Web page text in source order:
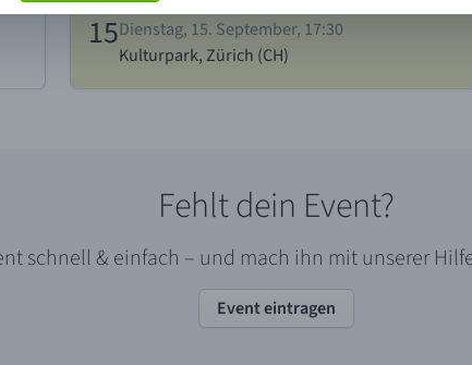
Fehlt dein Event?
schnell & einfach – und mach ihn mit unserer
Event eintragen